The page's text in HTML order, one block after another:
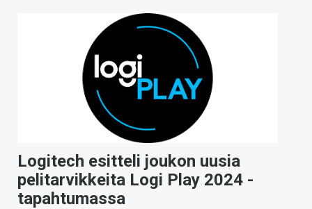
Logitech esitteli joukon uusia
pelitarvikkeita Logi Play 2024 -
tapahtumassa